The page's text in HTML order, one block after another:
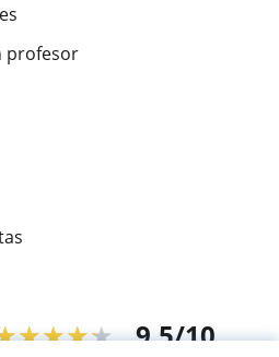
profesor
9,5/10